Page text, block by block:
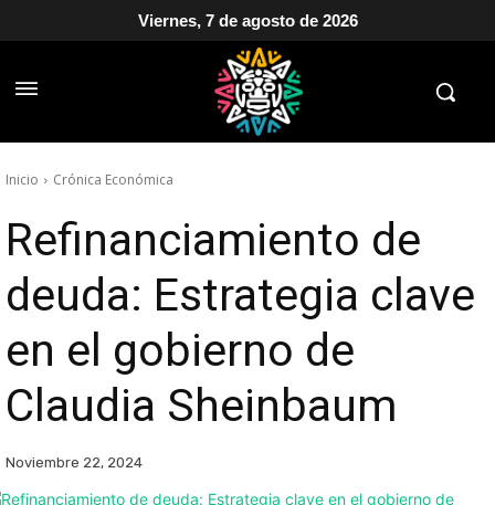
Viernes, 7 de agosto de 2026
Inicio Crónica Económica
Refinanciamiento de
deuda: Estrategia clave
en el gobierno de
Claudia Sheinbaum
Noviembre 22, 2024